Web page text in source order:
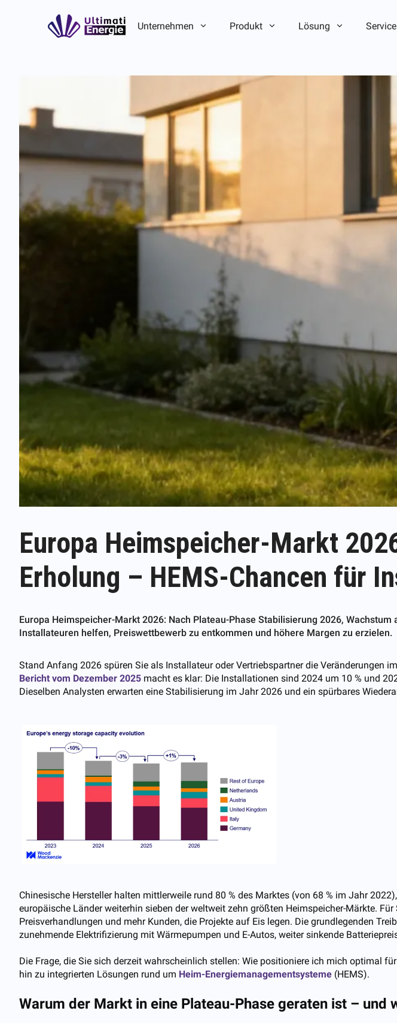
Unternehmen Produkt Lösung Service
ESG
Markengeschichte
Markengeschichte
Team-/Lokalvorteil
Europa Heimspeicher-Markt
Erholung – HEMS-Chancen für
Europa Heimspeicher-Markt 2026: Nach Plateau-Phase Stabilisierung 2026,
Installateuren helfen, Preiswettbewerb zu entkommen und höhere Margen zu erzielen.
Stand Anfang 2026 spüren Sie als Installateur oder Vertriebspartner die Veränderungen
Bericht vom Dezember 2025 macht es klar: Die Installationen sind 2024 um 10 % und
Dieselben Analysten erwarten eine Stabilisierung im Jahr 2026 und ein spürbares
Chinesische Hersteller halten mittlerweile rund 80 % des Marktes (von 68 % im Jahr
europäische Länder weiterhin sieben der weltweit zehn größten Heimspeicher-Märkte.
Preisverhandlungen und mehr Kunden, die Projekte auf Eis legen. Die grundlegenden
zunehmende Elektrifizierung mit Wärmepumpen und E-Autos, weiter sinkende
Die Frage, die Sie sich derzeit wahrscheinlich stellen: Wie positioniere ich mich optimal
hin zu integrierten Lösungen rund um Heim-Energiemanagementsysteme (HEMS).
Warum der Markt in eine Plateau-Phase geraten ist – und